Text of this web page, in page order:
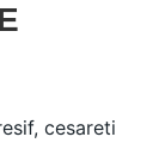
cesareti